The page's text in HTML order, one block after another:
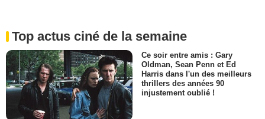
Top actus ciné de la semaine
Ce soir entre amis : Gary
Oldman, Sean Penn et Ed
Harris dans l'un des meilleurs
thrillers des années 90
injustement oublié !